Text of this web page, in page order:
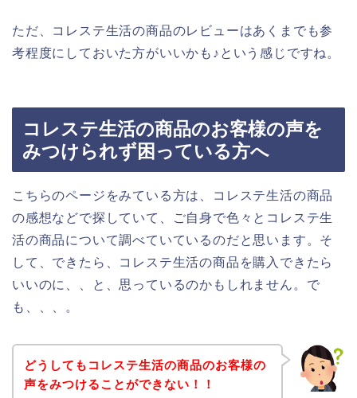
ただ、コレステ生活の商品のレビューはあくまでも参
考程度にしておいた方がいいかも♪という感じですね。
コレステ生活の商品のお客様の声を
みつけられず困っている方へ
こちらのページをみている方は、コレステ生活の商品
の感想などで探していて、ご自身で色々とコレステ生
活の商品について調べていているのだと思います。そ
して、できたら、コレステ生活の商品を購入できたら
いいのに、、と、思っているのかもしれません。で
も、、、。
どうしてもコレステ生活の商品のお客様の
声をみつけることができない！！